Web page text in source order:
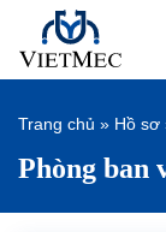
Trang chủ » Hồ sơ
Phòng ban